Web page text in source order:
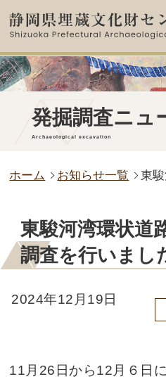
発掘調査ニュ
Archaeological excavation
ホーム お知らせ一覧 東
東駿河湾環状道
調査を行いまし
2024年12月19日
11月26日から12月６日